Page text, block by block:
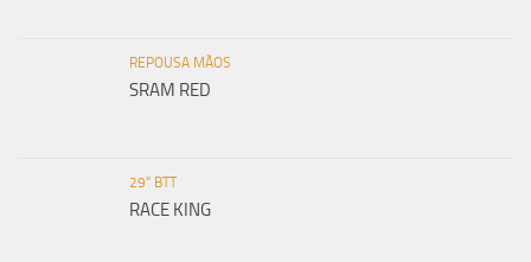
REPOUSA MÃOS
SRAM RED
29" BTT
RACE KING